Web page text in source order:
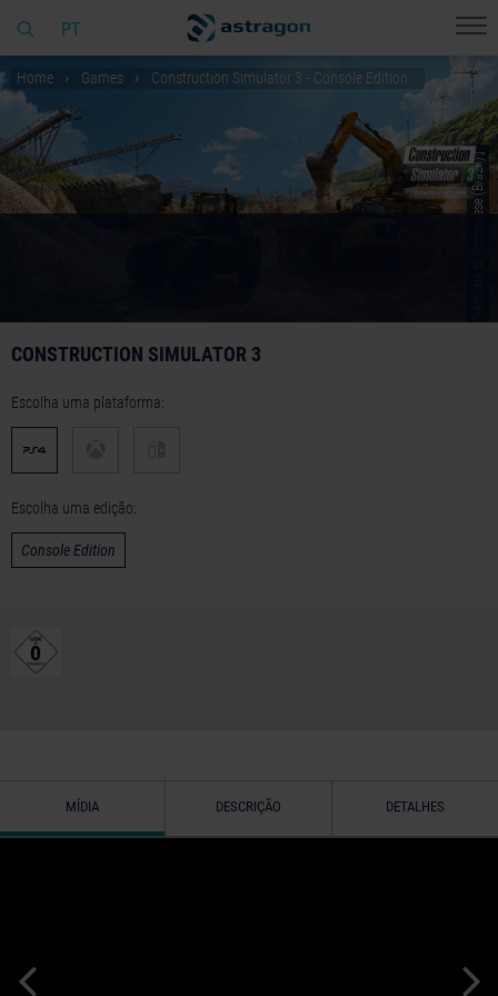
PT
Home Games Construction Simulator 3 - Console Edition
© [Translate to Portuguese (Brazil):]
CONSTRUCTION SIMULATOR 3
Escolha uma plataforma:
Escolha uma edição:
Console Edition
MÍDIA DESCRIÇÃO DETALHES